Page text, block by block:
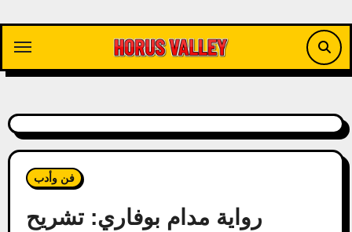
content
فن وأدب
رواية مدام بوفاري: تشريح